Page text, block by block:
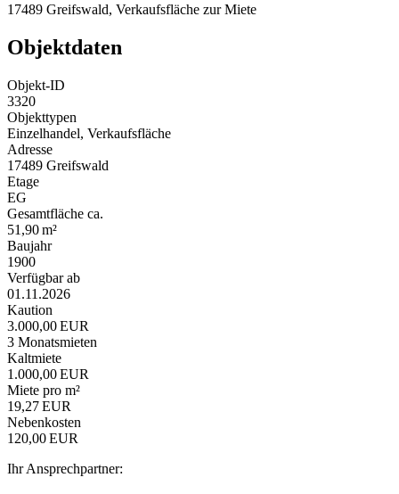
17489 Greifswald, Verkaufsfläche zur Miete
Objektdaten
Objekt-ID
3320
Objekttypen
Einzelhandel, Verkaufsfläche
Adresse
17489 Greifswald
Etage
EG
Gesamtfläche ca.
51,90 m²
Baujahr
1900
Verfügbar ab
01.11.2026
Kaution
3.000,00 EUR
3 Monatsmieten
Kaltmiete
1.000,00 EUR
Miete pro m²
19,27 EUR
Nebenkosten
120,00 EUR
Ihr Ansprechpartner: